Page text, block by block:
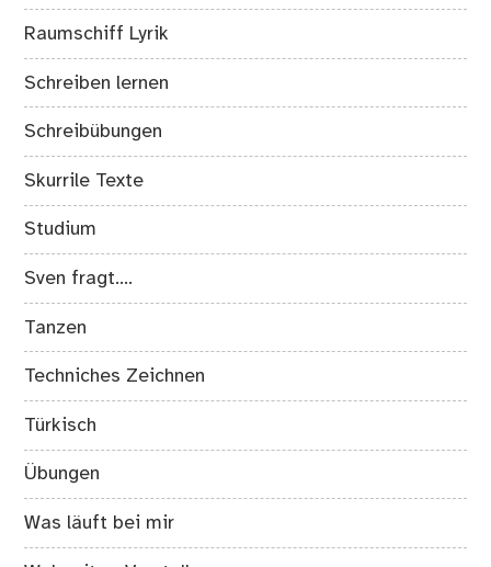
Raumschiff Lyrik
Schreiben lernen
Schreibübungen
Skurrile Texte
Studium
Sven fragt….
Tanzen
Techniches Zeichnen
Türkisch
Übungen
Was läuft bei mir